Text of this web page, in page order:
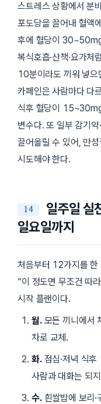
스트레스 상황에서 분
포도당을 끌어내 혈액
후에 혈당이
복식호흡·산책·요가처
10분이라도 끼워 넣으
카페인은 사람마다 다
식후 혈당이
변수다. 또 일부 감기약
끌어올릴 수 있어, 만
시도해야 한다.
일주일 실
일요일까지
처음부터 12가지를 한
“이 정도면 무조건 따
시작 플랜이다.
월.모든 끼니에서
차로 교체.
화.점심·저녁 식후
사람과 대화는 되
수.흰쌀밥에 보리